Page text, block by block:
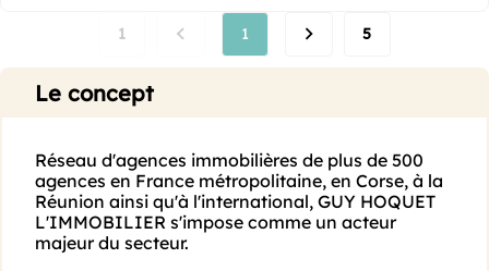
1 1 5
Le concept
Réseau d'agences immobilières de plus de 500
agences en France métropolitaine, en Corse, à la
Réunion ainsi qu'à l'international, GUY HOQUET
L'IMMOBILIER s'impose comme un acteur
majeur du secteur.